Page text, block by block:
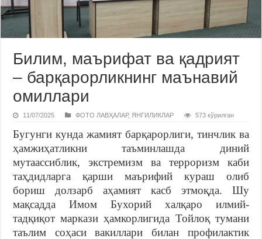
Билим, маърифат ва қадрият
– барқарорликнинг маънавий
омиллари
11/07/2025 ФОТО ЛАВҲАЛАР, ЯНГИЛИКЛАР 573 кўрилган
Бугунги кунда жамият барқарорлиги, тинчлик ва
ҳамжиҳатликни таъминлашда диний
мутаассиблик, экстремизм ва терроризм каби
таҳдидларга қарши маърифий кураш олиб
бориш долзарб аҳамият касб этмоқда. Шу
мақсадда Имом Бухорий халқаро илмий-
тадқиқот маркази ҳамкорлигида Тойлоқ тумани
таълим соҳаси вакиллари билан профилактик